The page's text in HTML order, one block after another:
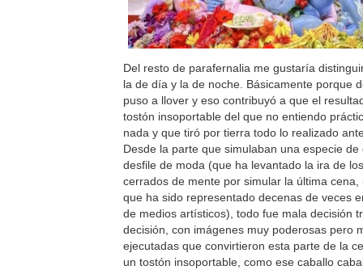
Del resto de parafernalia me gustaría
la de día y la de noche. Básicamente porque
puso a llover y eso contribuyó a que el
tostón insoportable del que no entiendo
nada y que tiró por tierra todo lo realizado
Desde la parte que simulaban una especie de
desfile de moda (que ha levantado la ira de
cerrados de mente por simular la última cena,
que ha sido representado decenas de veces
de medios artísticos), todo fue mala decisión
decisión, con imágenes muy poderosas pero
ejecutadas que convirtieron esta parte de la
un tostón insoportable, como ese caballo